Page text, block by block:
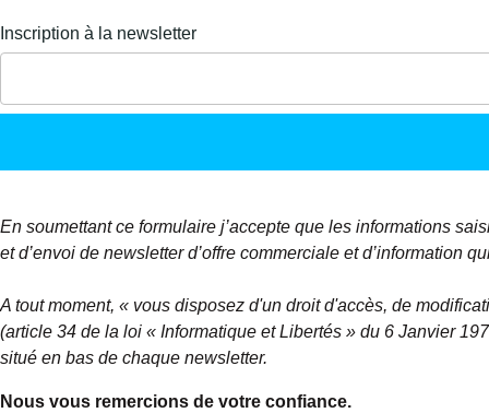
Inscription à la newsletter
En soumettant ce formulaire j’accepte que les informations
et d’envoi de newsletter d’offre commerciale et d’information
A tout moment, « vous disposez d'un droit d'accès, de
(article 34 de la loi « Informatique et Libertés » du 6 Janvier
situé en bas de chaque newsletter.
Nous vous remercions de votre confiance.